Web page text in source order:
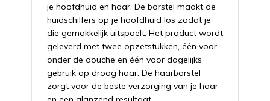
je hoofdhuid en haar. De borstel maakt de
huidschilfers op je hoofdhuid los zodat je
die gemakkelijk uitspoelt. Het product wordt
geleverd met twee opzetstukken, één voor
onder de douche en één voor dagelijks
gebruik op droog haar. De haarborstel
zorgt voor de beste verzorging van je haar